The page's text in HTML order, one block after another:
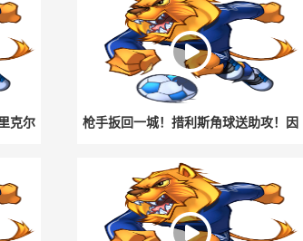
克尔
枪手扳回一城！措利斯角球送助攻！因